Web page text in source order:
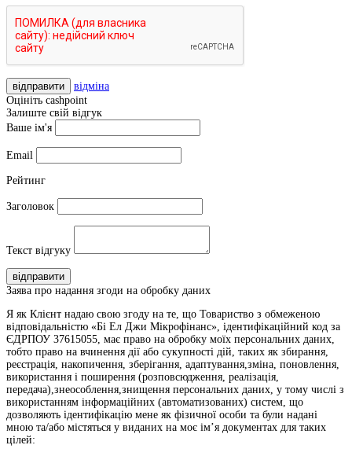
відправити
відміна
Оцініть cashpoint
Залиште свій відгук
Ваше ім'я
Email
Рейтинг
Заголовок
Текст відгуку
відправити
Заява про надання згоди на обробку даних
Я як Клієнт надаю свою згоду на те, що Товариство з обмеженою
відповідальністю «Бі Ел Джи Мікрофінанс», ідентифікаційний код за
ЄДРПОУ 37615055, має право на обробку моїх персональних даних,
тобто право на вчинення дії або сукупності дій, таких як збирання,
реєстрація, накопичення, зберігання, адаптування,зміна, поновлення,
використання і поширення (розповсюдження, реалізація,
передача),знеособлення,знищення персональних даних, у тому числі з
використанням інформаційних (автоматизованих) систем, що
дозволяють ідентифікацію мене як фізичної особи та були надані
мною та/або містяться у виданих на моє ім’я документах для таких
цілей: